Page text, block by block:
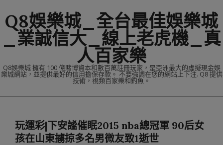
to
content
Q8娛樂城_全台最佳娛樂城
_業誠信大_線上老虎機_真
人百家樂
Q8娛樂城 擁有 100 億賭博資本和數百萬註冊玩家，是亞洲最大的虛擬現金娛
樂城網站，並提供最好的信用擔保存款。 不要強調在您的網站上下注. Q8 提供
技術，視頻百家樂和釣魚。
Menu玩運彩|下安謐催眠2015 nba總冠軍 90后女
孩在山東擄掠多名男微友致1逝世